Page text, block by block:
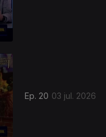
Ep. 20 03 jul. 2026